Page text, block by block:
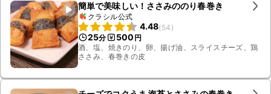
簡単で美味しい！ささみののり春巻き
クラシル公式
4.48(54 )
25分 500 円
酒、塩、焼きのり、卵、揚げ油、スライスチーズ、鶏
ささみ、春巻きの皮